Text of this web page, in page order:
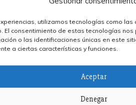
utilizamos tecnologías como las
El consentimiento de estas tecnologías
o las identificaciones únicas en este
a ciertas características y funciones.
Aceptar
Denegar